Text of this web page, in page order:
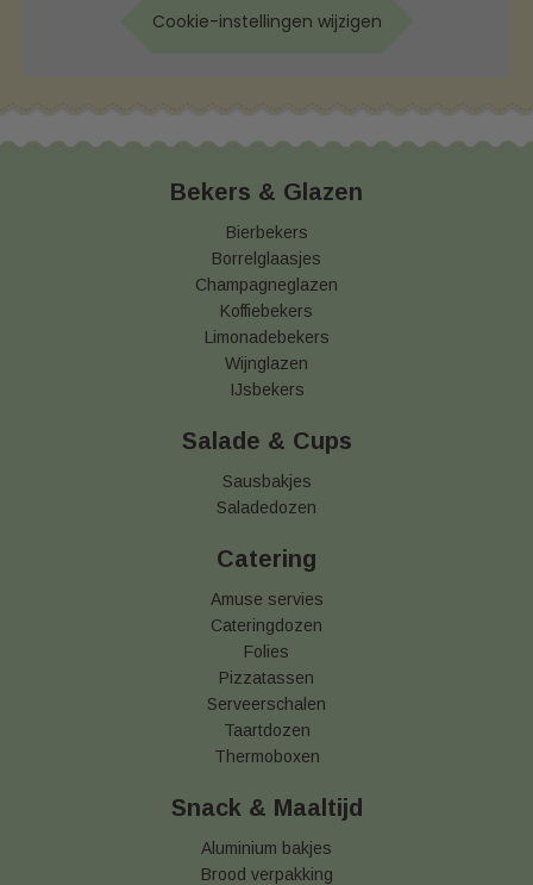
Cookie-instellingen wijzigen
Bekers & Glazen
Bierbekers
Borrelglaasjes
Champagneglazen
Koffiebekers
Limonadebekers
Wijnglazen
IJsbekers
Salade & Cups
Sausbakjes
Saladedozen
Catering
Amuse servies
Cateringdozen
Folies
Pizzatassen
Serveerschalen
Taartdozen
Thermoboxen
Snack & Maaltijd
Aluminium bakjes
Brood verpakking